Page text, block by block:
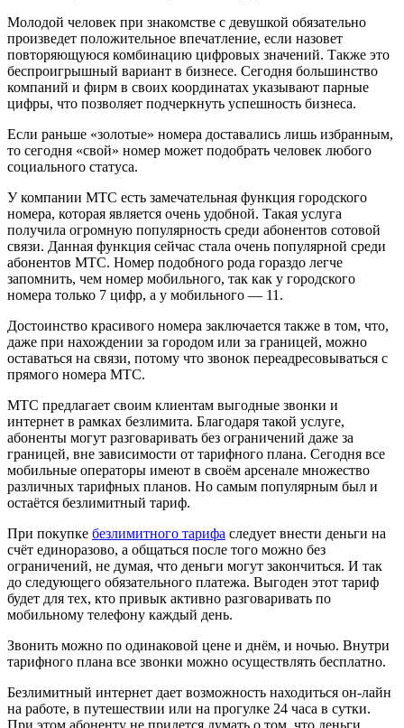
Молодой человек при знакомстве с девушкой обязательно
произведет положительное впечатление, если назовет
повторяющуюся комбинацию цифровых значений. Также это
беспроигрышный вариант в бизнесе. Сегодня большинство
компаний и фирм в своих координатах указывают парные
цифры, что позволяет подчеркнуть успешность бизнеса.
Если раньше «золотые» номера доставались лишь избранным,
то сегодня «свой» номер может подобрать человек любого
социального статуса.
У компании МТС есть замечательная функция городского
номера, которая является очень удобной. Такая услуга
получила огромную популярность среди абонентов сотовой
связи. Данная функция сейчас стала очень популярной среди
абонентов МТС. Номер подобного рода гораздо легче
запомнить, чем номер мобильного, так как у городского
номера только 7 цифр, а у мобильного — 11.
Достоинство красивого номера заключается также в том, что,
даже при нахождении за городом или за границей, можно
оставаться на связи, потому что звонок переадресовываться с
прямого номера МТС.
МТС предлагает своим клиентам выгодные звонки и
интернет в рамках безлимита. Благодаря такой услуге,
абоненты могут разговаривать без ограничений даже за
границей, вне зависимости от тарифного плана. Сегодня все
мобильные операторы имеют в своём арсенале множество
различных тарифных планов. Но самым популярным был и
остаётся безлимитный тариф.
При покупке безлимитного тарифа следует внести деньги на
счёт единоразово, а общаться после того можно без
ограничений, не думая, что деньги могут закончиться. И так
до следующего обязательного платежа. Выгоден этот тариф
будет для тех, кто привык активно разговаривать по
мобильному телефону каждый день.
Звонить можно по одинаковой цене и днём, и ночью. Внутри
тарифного плана все звонки можно осуществлять бесплатно.
Безлимитный интернет дает возможность находиться он-лайн
на работе, в путешествии или на прогулке 24 часа в сутки.
При этом абоненту не придется думать о том, что деньги